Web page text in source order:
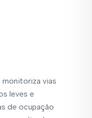
monitoriza vias
leves e
de ocupação